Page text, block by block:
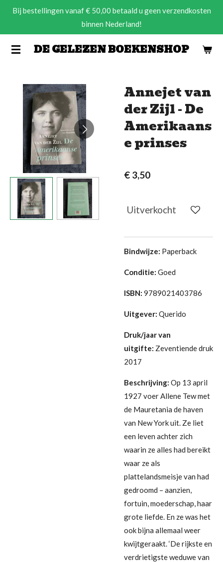
Ga
de
DE GELEZEN BOEKENSHOP
Bij bestellingen vanaf € 50,00 betaald u geen verzendkosten
binnen Nederland!
Annejet van
der Zijl - De
Amerikaans
e prinses
€ 3,50
Uitverkocht
Bindwijze: Paperback
Conditie: Goed
ISBN: 9789021403786
Uitgever: Querido
Druk/jaar van
uitgifte: Zeventiende druk
2017
Beschrijving: Op 13 april
1927 voer Allene Tew met
de Mauretania de haven
van New York uit. Ze liet
een leven achter zich
waarin ze alles had bereikt
waar ze als
plattelandsmeisje van had
gedroomd – aanzien,
fortuin, moederschap, haar
grote liefde. En ze was het
ook bijna allemaal weer
kwijtgeraakt. ‘De rijkste en
verdrietigste weduwe van